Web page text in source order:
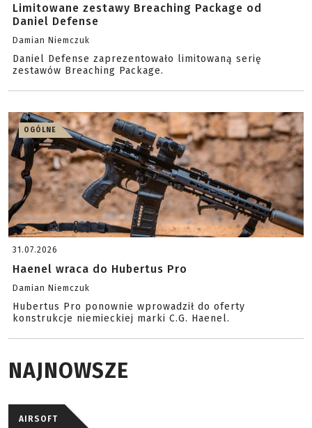
Limitowane zestawy Breaching Package od
Daniel Defense
Damian Niemczuk
Daniel Defense zaprezentowało limitowaną serię
zestawów Breaching Package.
OGÓLNE
31.07.2026
Haenel wraca do Hubertus Pro
Damian Niemczuk
Hubertus Pro ponownie wprowadził do oferty
konstrukcje niemieckiej marki C.G. Haenel.
NAJNOWSZE
AIRSOFT